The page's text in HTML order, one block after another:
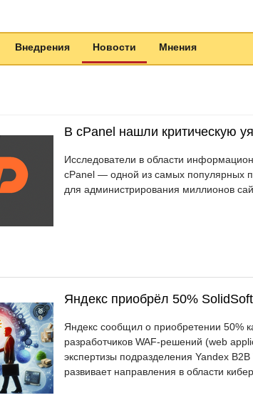
Внедрения Новости Мнения
В cPanel нашли критическую
Исследователи в области
cPanel — одной из самых популярных
для администрирования миллионов
Яндекс приобрёл 50%
Яндекс сообщил о приобретении 50%
разработчиков WAF-решений (web
экспертизы подразделения Yandex
развивает направления в области